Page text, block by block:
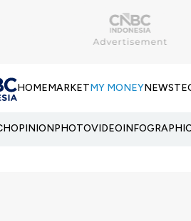
HOMEMARKETMY MONEYNEWS
OPINIONPHOTOVIDEO